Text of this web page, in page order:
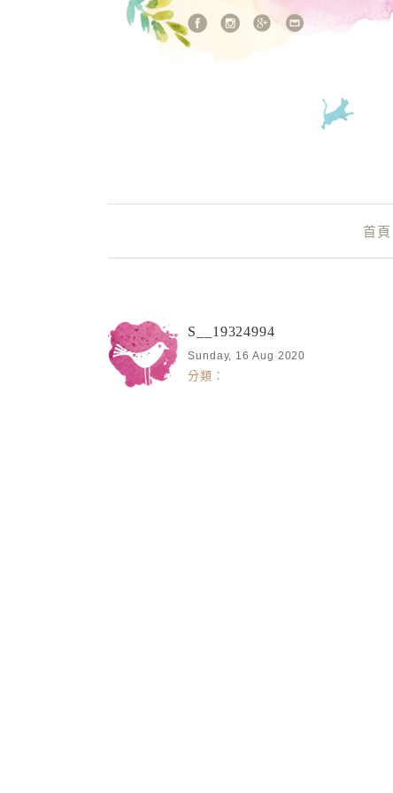
站內搜尋
首頁
S__19324994
Sunday, 16 Aug 2020
分類：